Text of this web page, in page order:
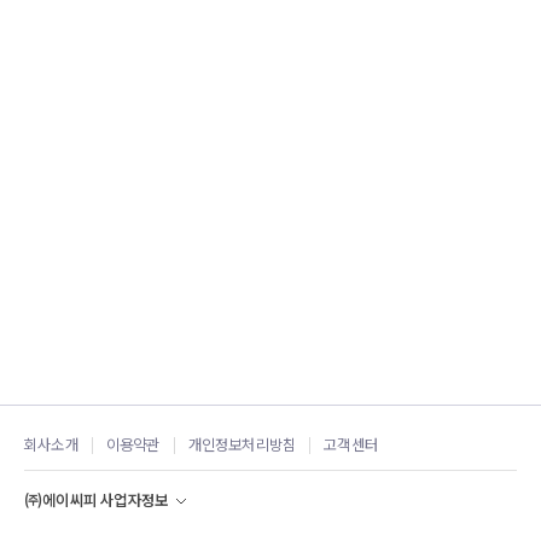
회사소개 이용약관 개인정보처리방침 고객센터
㈜에이씨피 사업자정보